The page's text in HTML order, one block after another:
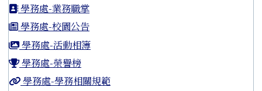
學務處-業務職掌
學務處-校園公告
學務處-活動相簿
學務處-榮譽榜
學務處-學務相關規範